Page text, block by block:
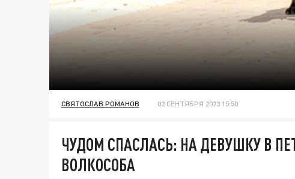
СВЯТОСЛАВ РОМАНОВ 02 СЕНТЯБРЯ 2023 15:50
ЧУДОМ СПАСЛАСЬ: НА ДЕВУШКУ В
ВОЛКОСОБА